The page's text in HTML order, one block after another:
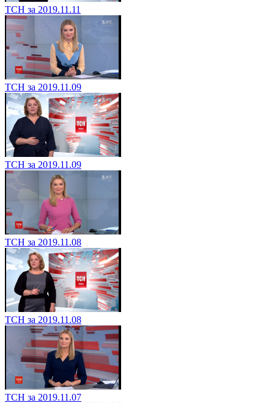
ТСН за 2019.11.11
ТСН за 2019.11.09
ТСН за 2019.11.09
ТСН за 2019.11.08
ТСН за 2019.11.08
ТСН за 2019.11.07